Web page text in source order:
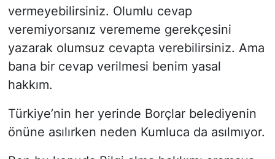
vermeyebilirsiniz. Olumlu cevap
veremiyorsanız verememe gerekçesini
yazarak olumsuz cevapta verebilirsiniz. Ama
bana bir cevap verilmesi benim yasal
hakkım.
Türkiye’nin her yerinde Borçlar belediyenin
önüne asılırken neden Kumluca da asılmıyor.